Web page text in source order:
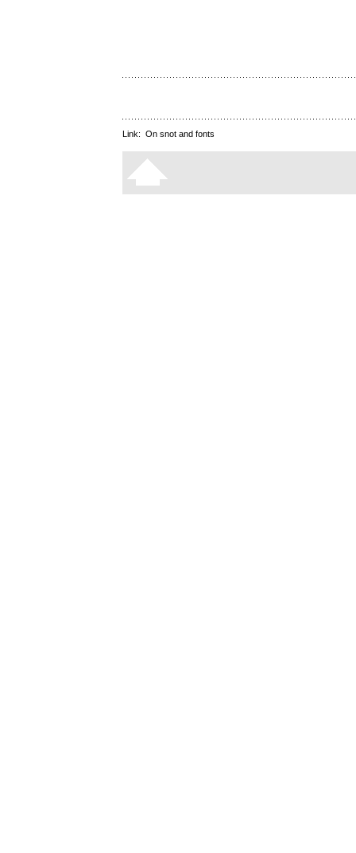
Link: On snot and fonts